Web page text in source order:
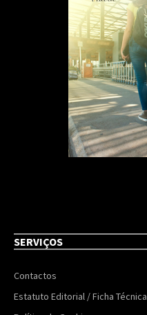
SERVIÇOS
Contactos
Estatuto Editorial / Ficha Técnica